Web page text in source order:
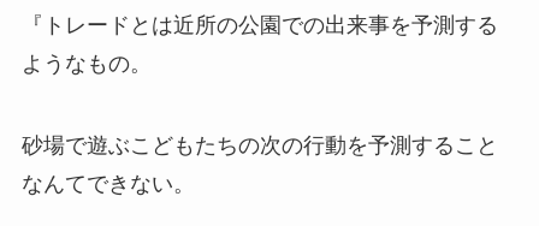
『トレードとは近所の公園での出来事を予測する
ようなもの。
砂場で遊ぶこどもたちの次の行動を予測すること
なんてできない。